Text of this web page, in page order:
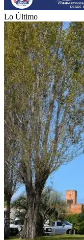
Lo Último